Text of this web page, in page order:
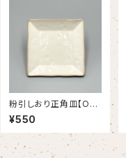
粉引しおり正角皿【OU
TLET】
¥550